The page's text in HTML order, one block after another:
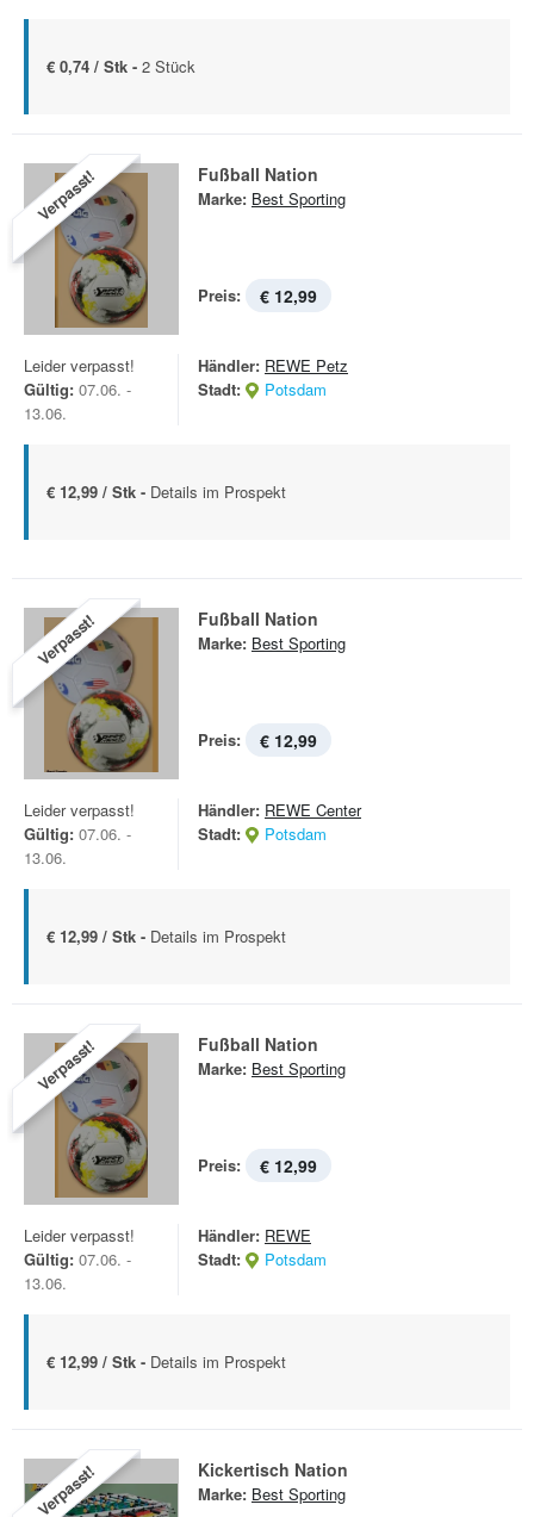
€ 0,74 / Stk - 2 Stück
Verpasst! Fußball Nation
Marke: Best Sporting
Preis: € 12,99
Leider verpasst!
Gültig: 07.06. -
13.06.
Händler: REWE Petz
Stadt:
Potsdam
€ 12,99 / Stk - Details im Prospekt
Verpasst! Fußball Nation
Marke: Best Sporting
Preis: € 12,99
Leider verpasst!
Gültig: 07.06. -
13.06.
Händler: REWE Center
Stadt:
Potsdam
€ 12,99 / Stk - Details im Prospekt
Verpasst! Fußball Nation
Marke: Best Sporting
Preis: € 12,99
Leider verpasst!
Gültig: 07.06. -
13.06.
Händler: REWE
Stadt:
Potsdam
€ 12,99 / Stk - Details im Prospekt
Verpasst! Kickertisch Nation
Marke: Best Sporting